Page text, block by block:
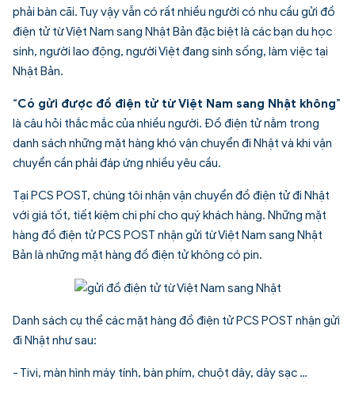
phải bàn cãi. Tuy vậy vẫn có rất nhiều người có nhu cầu gửi đồ
điện tử từ Việt Nam sang Nhật Bản đặc biệt là các bạn du học
sinh, người lao động, người Việt đang sinh sống, làm việc tại
Nhật Bản.
“Có gửi được đồ điện tử từ Việt Nam sang Nhật không”
là câu hỏi thắc mắc của nhiều người. Đồ điện tử nằm trong
danh sách những mặt hàng khó vận chuyển đi Nhật và khi vận
chuyển cần phải đáp ứng nhiều yêu cầu.
Tại PCS POST, chúng tôi nhận vận chuyển đồ điện tử đi Nhật
với giá tốt, tiết kiệm chi phí cho quý khách hàng. Những mặt
hàng đồ điện tử PCS POST nhận gửi từ Việt Nam sang Nhật
Bản là những mặt hàng đồ điện tử không có pin.
Danh sách cụ thể các mặt hàng đồ điện tử PCS POST nhận gửi
đi Nhật như sau:
- Tivi, màn hình máy tính, bàn phím, chuột dây, dây sạc …